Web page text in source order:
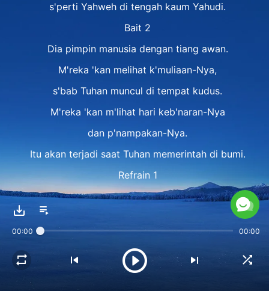
s'perti Yahweh di tengah kaum Yahudi.
Bait 2
Dia pimpin manusia dengan tiang awan.
M'reka 'kan melihat k'muliaan-Nya,
s'bab Tuhan muncul di tempat kudus.
M'reka 'kan m'lihat hari keb'naran-Nya
dan p'nampakan-Nya.
Itu akan terjadi saat Tuhan memerintah di bumi.
Refrain 1
Manusia akan sujud menyembah,
kemah suci-Nya ada di atas karya-Nya s'karang.
bangun mezbah baru.
00:00 00:00